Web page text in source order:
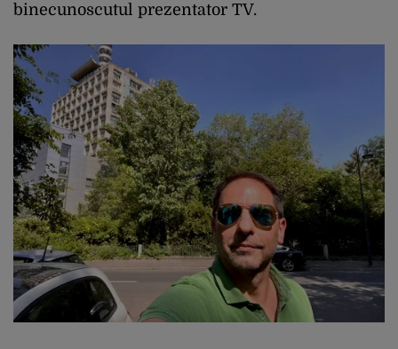
binecunoscutul prezentator TV.